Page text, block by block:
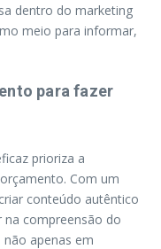
dentro do marketing
meio para informar,
para fazer
prioriza a
Com um
conteúdo autêntico
na compreensão do
apenas em